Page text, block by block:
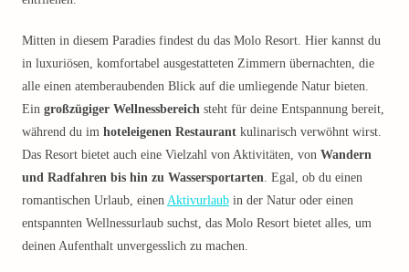
Mitten in diesem Paradies findest du das Molo Resort. Hier kannst du
in luxuriösen, komfortabel ausgestatteten Zimmern übernachten, die
alle einen atemberaubenden Blick auf die umliegende Natur bieten.
Ein großzügiger Wellnessbereich steht für deine Entspannung bereit,
während du im hoteleigenen Restaurant kulinarisch verwöhnt wirst.
Das Resort bietet auch eine Vielzahl von Aktivitäten, von Wandern
und Radfahren bis hin zu Wassersportarten. Egal, ob du einen
romantischen Urlaub, einen Aktivurlaub in der Natur oder einen
entspannten Wellnessurlaub suchst, das Molo Resort bietet alles, um
deinen Aufenthalt unvergesslich zu machen.